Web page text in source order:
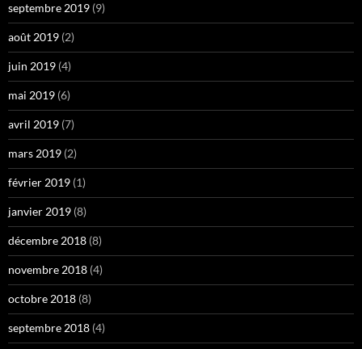
septembre 2019 (9)
août 2019 (2)
juin 2019 (4)
mai 2019 (6)
avril 2019 (7)
mars 2019 (2)
février 2019 (1)
janvier 2019 (8)
décembre 2018 (8)
novembre 2018 (4)
octobre 2018 (8)
septembre 2018 (4)